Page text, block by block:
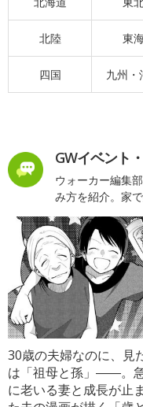
北陸 東
四国 九州・
GWイベント
ウォーカー編集
み方を紹介。家
30歳の夫婦なのに、見
は「祖母と孫」――。
に老いる妻と成長が止